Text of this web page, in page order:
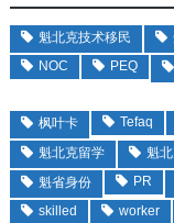
魁北克技术移民
NOC
PEQ
枫叶卡
Tefaq
魁北克留学
魁
魁省身份
PR
skilled
worker